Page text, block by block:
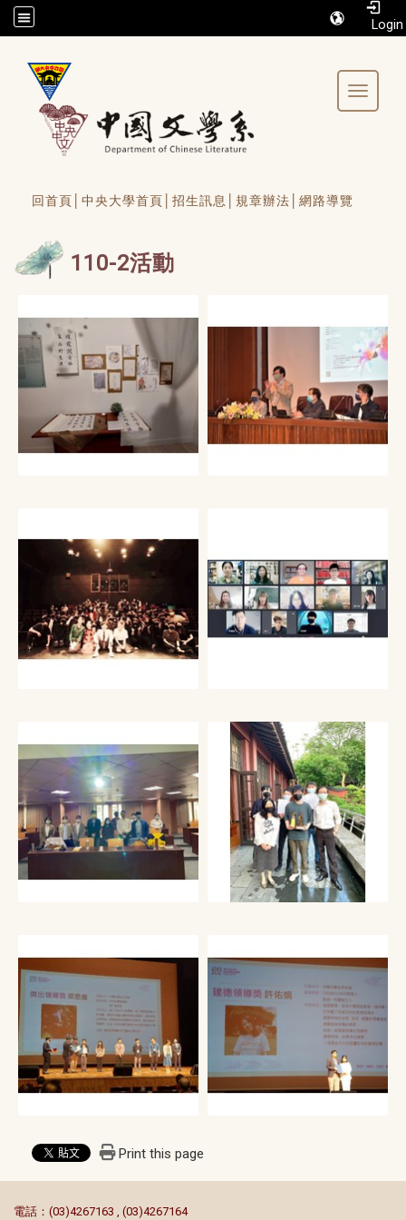
/accesskey"" title="Toolbar">:::
Toggle
回首頁│ 中央大學首頁│ 招生訊息│ 規章辦法│ 網路導覽
110-2活動
Print this page
電話：(03)4267163 , (03)4267164